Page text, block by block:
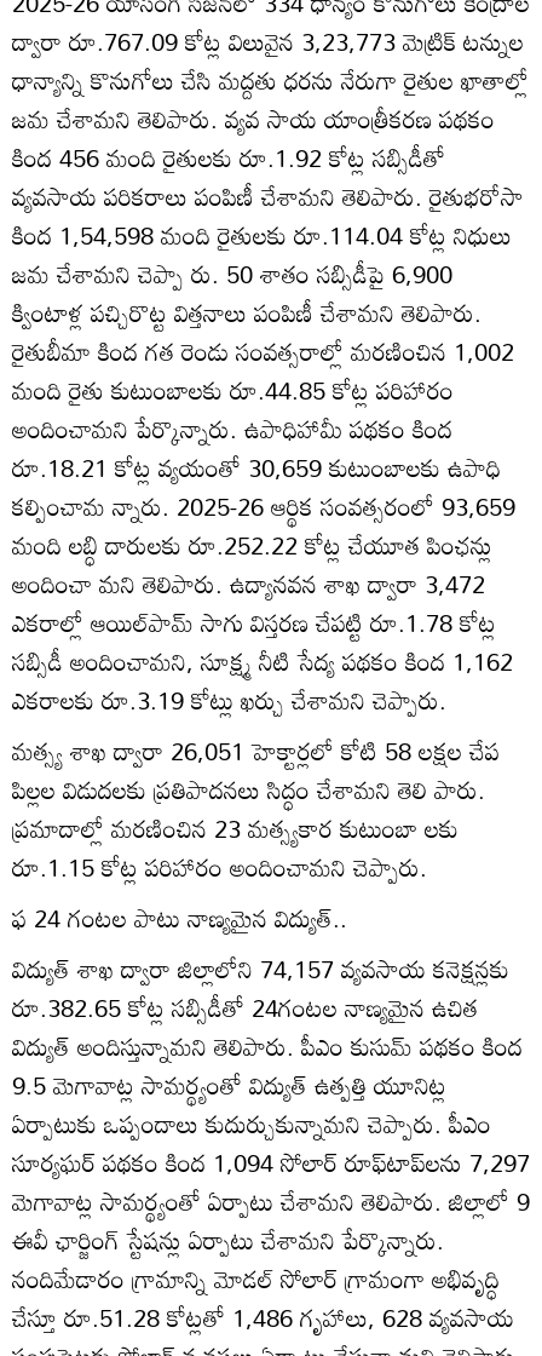
ద్వారా రూ.767.09 కోట్ల విలువైన 3,23,773 మెట్రిక్‌ టన్నుల
ధాన్యాన్ని కొనుగోలు చేసి మద్దతు ధరను నేరుగా రైతుల ఖాతాల్లో
జమ చేశామని తెలిపారు. వ్యవ సాయ యాంత్రీకరణ పథకం
కింద 456 మంది రైతులకు రూ.1.92 కోట్ల సబ్సిడీతో
వ్యవసాయ పరికరాలు పంపిణీ చేశామని తెలిపారు. రైతుభరోసా
కింద 1,54,598 మంది రైతులకు రూ.114.04 కోట్ల నిధులు
జమ చేశామని చెప్పా రు. 50 శాతం సబ్సిడీపై 6,900
క్వింటాళ్ల పచ్చిరొట్ట విత్తనాలు పంపిణీ చేశామని తెలిపారు.
రైతుబీమా కింద గత రెండు సంవత్సరాల్లో మరణించిన 1,002
మంది రైతు కుటుంబాలకు రూ.44.85 కోట్ల పరిహారం
అందించామని పేర్కొన్నారు. ఉపాధిహామీ పథకం కింద
రూ.18.21 కోట్ల వ్యయంతో 30,659 కుటుంబాలకు ఉపాధి
కల్పించామ న్నారు. 2025-26 ఆర్థిక సంవత్సరంలో 93,659
మంది లబ్ధి దారులకు రూ.252.22 కోట్ల చేయూత పింఛన్లు
అందించా మని తెలిపారు. ఉద్యానవన శాఖ ద్వారా 3,472
ఎకరాల్లో ఆయిల్‌పామ్‌ సాగు విస్తరణ చేపట్టి రూ.1.78 కోట్ల
సబ్సిడీ అందించామని, సూక్ష్మ నీటి సేద్య పథకం కింద 1,162
ఎకరాలకు రూ.3.19 కోట్లు ఖర్చు చేశామని చెప్పారు.
మత్స్య శాఖ ద్వారా 26,051 హెక్టార్లలో కోటి 58 లక్షల చేప
పిల్లల విడుదలకు ప్రతిపాదనలు సిద్ధం చేశామని తెలి పారు.
ప్రమాదాల్లో మరణించిన 23 మత్స్యకార కుటుంబా లకు
రూ.1.15 కోట్ల పరిహారం అందించామని చెప్పారు.
ఫ 24 గంటల పాటు నాణ్యమైన విద్యుత్‌..
విద్యుత్‌ శాఖ ద్వారా జిల్లాలోని 74,157 వ్యవసాయ కనెక్షన్లకు
రూ.382.65 కోట్ల సబ్సిడీతో 24గంటల నాణ్యమైన ఉచిత
విద్యుత్‌ అందిస్తున్నామని తెలిపారు. పీఎం కుసుమ్‌ పథకం కింద
9.5 మెగావాట్ల సామర్థ్యంతో విద్యుత్‌ ఉత్పత్తి యూనిట్ల
ఏర్పాటుకు ఒప్పందాలు కుదుర్చుకున్నామని చెప్పారు. పీఎం
సూర్యఘర్‌ పథకం కింద 1,094 సోలార్‌ రూఫ్‌టాప్‌లను 7,297
మెగావాట్ల సామర్థ్యంతో ఏర్పాటు చేశామని తెలిపారు. జిల్లాలో 9
ఈవీ ఛార్జింగ్‌ స్టేషన్లు ఏర్పాటు చేశామని పేర్కొన్నారు.
నందిమేడారం గ్రామాన్ని మోడల్‌ సోలార్‌ గ్రామంగా అభివృద్ధి
చేస్తూ రూ.51.28 కోట్లతో 1,486 గృహాలు, 628 వ్యవసాయ